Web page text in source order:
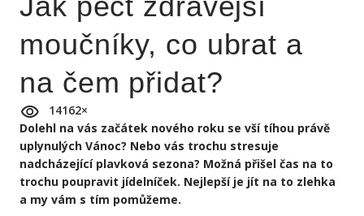
moučníky, co ubrat a
na čem přidat?
14162×
Dolehl na vás začátek nového roku se vší tíhou právě
uplynulých Vánoc? Nebo vás trochu stresuje
nadcházející plavková sezona? Možná přišel čas na to
trochu poupravit jídelníček. Nejlepší je jít na to zlehka
a my vám s tím pomůžeme.